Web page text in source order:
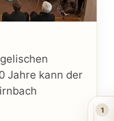
Jahre kann der
1